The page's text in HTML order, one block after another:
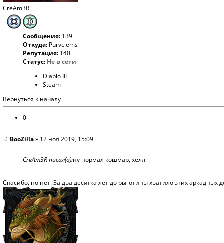
CreAm3R
Сообщения: 139
Откуда: Purvciems
Репутация: 140
Статус: Не в сети
Diablo III
Steam
Вернуться к началу
0
BooZilla» 12 ноя 2019, 15:09
CreAm3R писал(а):ну нормал кошмар, хелл
Спасибо, но нет. За два десятка лет до рыготины хватило этих аркадных